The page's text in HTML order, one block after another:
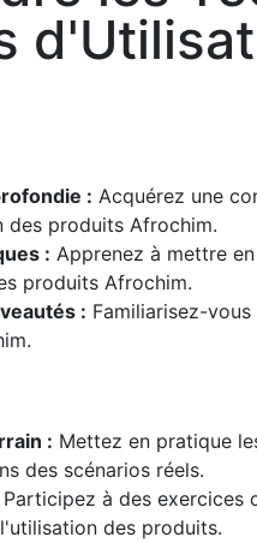
: Acquérez une
des produits Afrochim.
: Apprenez à mettre
produits Afrochim.
: Familiarisez-
: Mettez en pratique
des scénarios réels.
Participez à des exercices
des produits.